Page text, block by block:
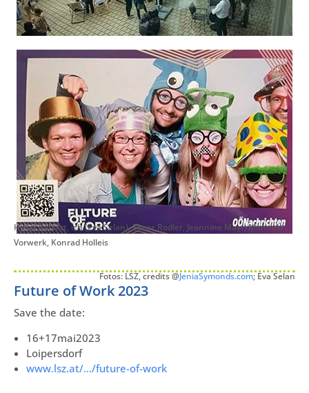
Helga Pattart, ich (Eva Selan), Elmar Rodler, Jeannine Mayr, Manuela
Vorwerk, Konrad Holleis
Fotos: LSZ, credits @JeniaSymonds.com; Eva Selan
Future of Work 2023
Save the date:
16+17mai2023
Loipersdorf
www.lsz.at/…/future-of-work